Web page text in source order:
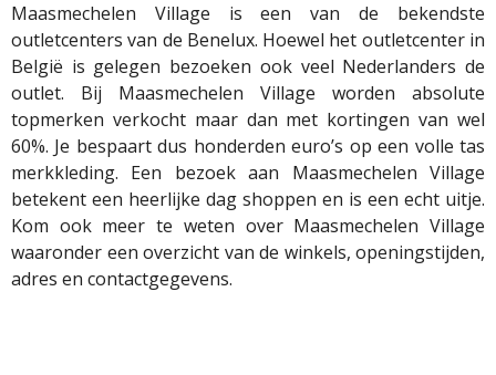
Maasmechelen Village is een van de bekendste
outletcenters van de Benelux. Hoewel het outletcenter in
België is gelegen bezoeken ook veel Nederlanders de
outlet. Bij Maasmechelen Village worden absolute
topmerken verkocht maar dan met kortingen van wel
60%. Je bespaart dus honderden euro’s op een volle tas
merkkleding. Een bezoek aan Maasmechelen Village
betekent een heerlijke dag shoppen en is een echt uitje.
Kom ook meer te weten over Maasmechelen Village
waaronder een overzicht van de winkels, openingstijden,
adres en contactgegevens.